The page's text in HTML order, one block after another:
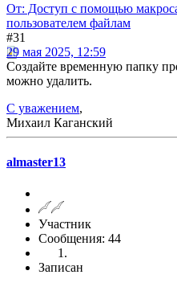
От: Доступ с помощью
пользователем файлам
#31
29 мая 2025, 12:59
Создайте временную папку
можно удалить.
С уважением,
Михаил Каганский
almaster13
Участник
Сообщения: 44
Записан